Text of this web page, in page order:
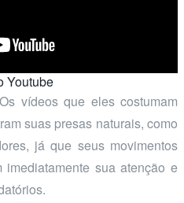
Youtube
vídeos que eles costumam
suas presas naturais, como
já que seus movimentos
sua atenção e